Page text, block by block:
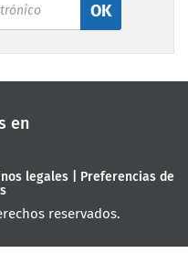
OK
en
legales| Preferencias de
reservados.